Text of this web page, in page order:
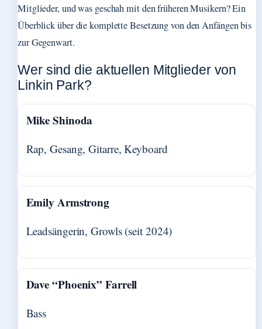
Mitglieder, und was geschah mit den früheren Musikern? Ein
Überblick über die komplette Besetzung von den Anfängen bis
zur Gegenwart.
Wer sind die aktuellen Mitglieder von
Linkin Park?
Mike Shinoda
Rap, Gesang, Gitarre, Keyboard
Emily Armstrong
Leadsängerin, Growls (seit 2024)
Dave “Phoenix” Farrell
Bass